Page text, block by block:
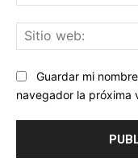
Guardar mi
navegador la próxima